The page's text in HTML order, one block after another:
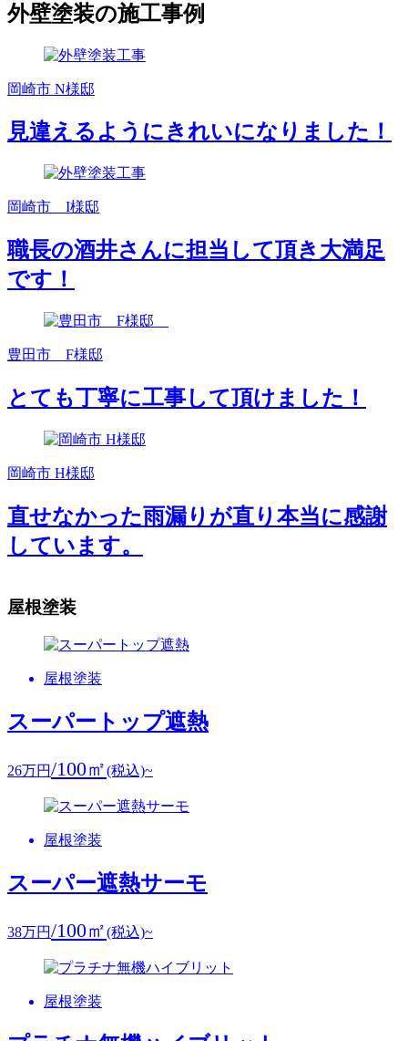
外壁塗装の施工事例
岡崎市 N様邸
見違えるようにきれいになりました！
岡崎市 I様邸
職長の酒井さんに担当して頂き大満足
です！
豊田市 F様邸
とても丁寧に工事して頂けました！
岡崎市 H様邸
直せなかった雨漏りが直り本当に感謝
しています。
屋根塗装
屋根塗装
スーパートップ遮熱
26万円/100㎡(税込)~
屋根塗装
スーパー遮熱サーモ
38万円/100㎡(税込)~
屋根塗装